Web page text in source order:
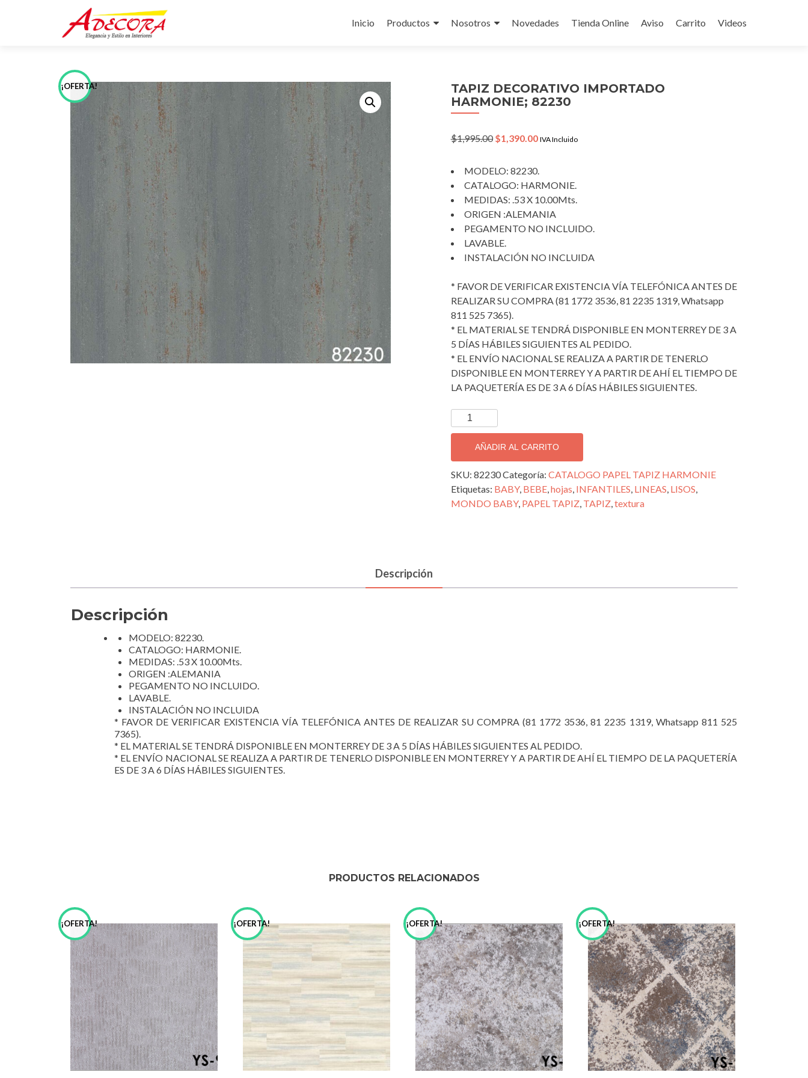
to
Inicio Productos Nosotros Novedades Tienda Online Aviso Carrito Videos
¡OFERTA!
TAPIZ DECORATIVO IMPORTADO
HARMONIE; 82230
$1,995.00 Original
$1,995.00.
$1,390.00Current
$1,390.00.
IVA Incluido
MODELO: 82230.
CATALOGO: HARMONIE.
MEDIDAS: .53 X 10.00Mts.
ORIGEN :ALEMANIA
PEGAMENTO NO INCLUIDO.
LAVABLE.
INSTALACIÓN NO INCLUIDA
* FAVOR DE VERIFICAR EXISTENCIA VÍA TELEFÓNICA ANTES DE
REALIZAR SU COMPRA (81 1772 3536, 81 2235 1319, Whatsapp
811 525 7365).
* EL MATERIAL SE TENDRÁ DISPONIBLE EN MONTERREY DE 3 A
5 DÍAS HÁBILES SIGUIENTES AL PEDIDO.
* EL ENVÍO NACIONAL SE REALIZA A PARTIR DE TENERLO
DISPONIBLE EN MONTERREY Y A PARTIR DE AHÍ EL TIEMPO DE
LA PAQUETERÍA ES DE 3 A 6 DÍAS HÁBILES SIGUIENTES.
TAPIZ
DECORATIVO
IMPORTADO
HARMONIE;
82230
cantidad
AÑADIR AL CARRITO
SKU: 82230Categoría: CATALOGO PAPEL TAPIZ HARMONIE
Etiquetas: BABY, BEBE,hojas, INFANTILES, LINEAS, LISOS,
MONDO BABY, PAPEL TAPIZ, TAPIZ,textura
Descripción
Descripción
MODELO: 82230.
CATALOGO: HARMONIE.
MEDIDAS: .53 X 10.00Mts.
ORIGEN :ALEMANIA
PEGAMENTO NO INCLUIDO.
LAVABLE.
INSTALACIÓN NO INCLUIDA
* FAVOR DE VERIFICAR EXISTENCIA VÍA TELEFÓNICA ANTES DE REALIZAR SU COMPRA (81 1772 3536, 81 2235 1319, Whatsapp 811 525
7365).
* EL MATERIAL SE TENDRÁ DISPONIBLE EN MONTERREY DE 3 A 5 DÍAS HÁBILES SIGUIENTES AL PEDIDO.
* EL ENVÍO NACIONAL SE REALIZA A PARTIR DE TENERLO DISPONIBLE EN MONTERREY Y A PARTIR DE AHÍ EL TIEMPO DE LA PAQUETERÍA
ES DE 3 A 6 DÍAS HÁBILES SIGUIENTES.
PRODUCTOS RELACIONADOS
¡OFERTA! ¡OFERTA! ¡OFERTA! ¡OFERTA!